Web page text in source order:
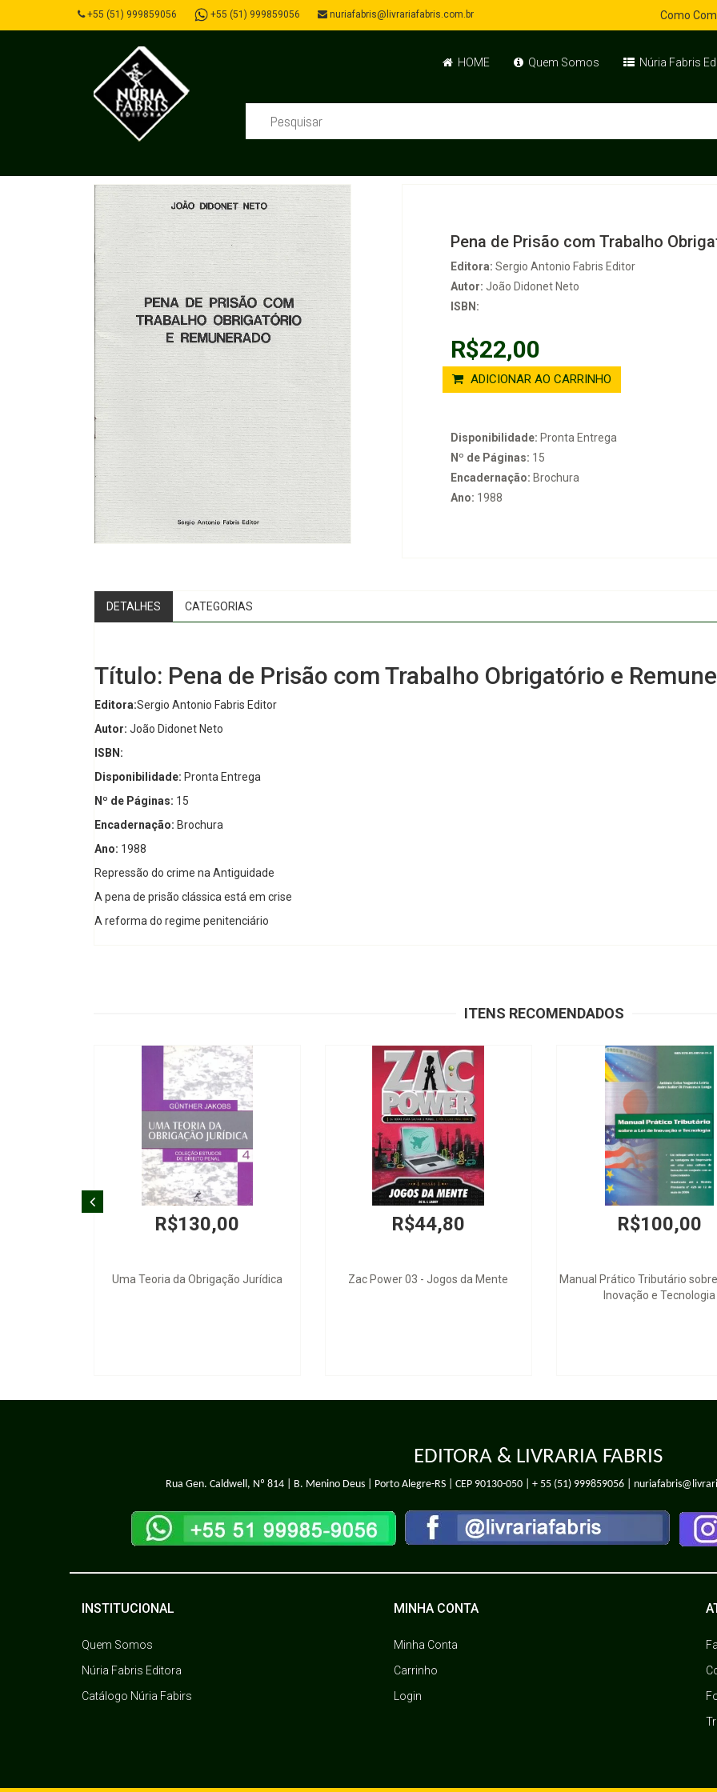
+55 (51) 999859056 +55 (51) 999859056 nuriafabris@livrariafabris.com.br Como
HOME Quem Somos Núria Fabris
Pena de Prisão com Trabalho
Editora: Sergio Antonio Fabris Editor
Autor: João Didonet Neto
ISBN:
R$22,00
ADICIONAR AO CARRINHO
Disponibilidade: Pronta Entrega
Nº de Páginas: 15
Encadernação: Brochura
Ano: 1988
DETALHES CATEGORIAS
Título: Pena de Prisão com Trabalho Obrigatório e
Editora:Sergio Antonio Fabris Editor
Autor: João Didonet Neto
ISBN:
Disponibilidade: Pronta Entrega
Nº de Páginas: 15
Encadernação: Brochura
Ano: 1988
Repressão do crime na Antiguidade
A pena de prisão clássica está em crise
A reforma do regime penitenciário
ITENS RECOMENDADOS
R$130,00
Uma Teoria da Obrigação Jurídica
R$44,80
Zac Power 03 - Jogos da Mente
R$100,00
Manual Prático Tributário
Inovação e Tecnologia
EDITORA & LIVRARIA FABRIS
Rua Gen. Caldwell, Nº 814 | B. Menino Deus | Porto Alegre-RS | CEP 90130-050 | + 55 (51) 999859056|
INSTITUCIONAL
Quem Somos
Núria Fabris Editora
Catálogo Núria Fabirs
MINHA CONTA
Minha Conta
Carrinho
Login